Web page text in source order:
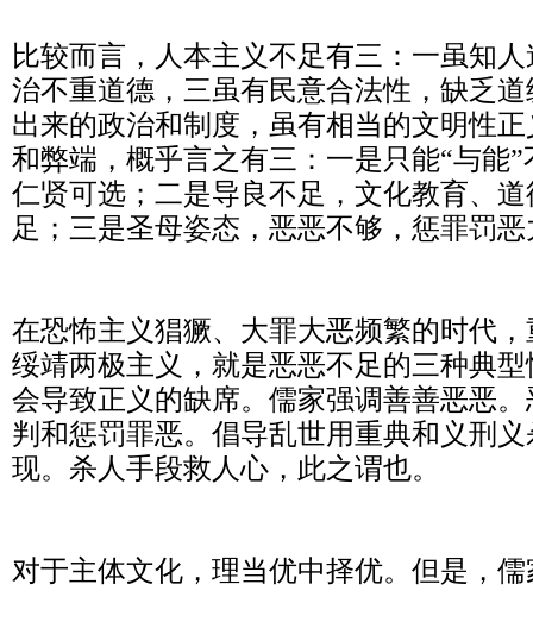
比较而言，人本主义不足有三：一虽知
治不重道德，三虽有民意合法性，缺乏
出来的政治和制度，虽有相当的文明性
和弊端，概乎言之有三：一是只能“与能
仁贤可选；二是导良不足，文化教育、
足；三是圣母姿态，恶恶不够，惩罪罚
在恐怖主义猖獗、大罪大恶频繁的时代
绥靖两极主义，就是恶恶不足的三种典
会导致正义的缺席。儒家强调善善恶恶
判和惩罚罪恶。倡导乱世用重典和义刑
现。杀人手段救人心，此之谓也。
对于主体文化，理当优中择优。但是，